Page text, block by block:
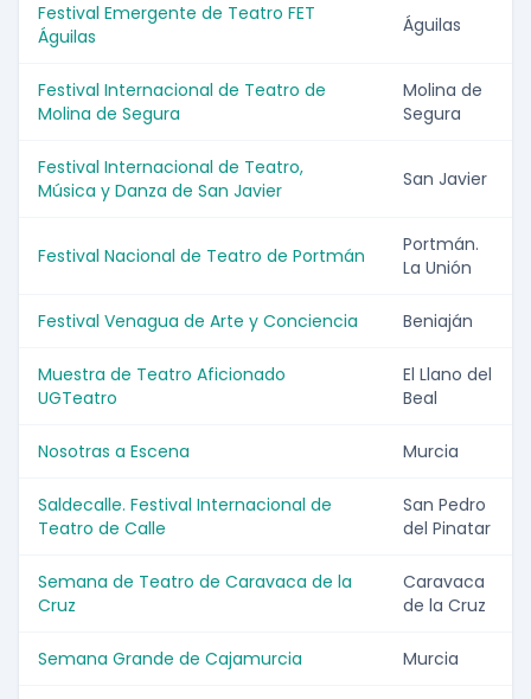
Festival Emergente de Teatro FET
Águilas
Águilas
Festival Internacional de Teatro de
Molina de Segura
Molina de
Segura
Festival Internacional de Teatro,
Música y Danza de San Javier
San Javier
Festival Nacional de Teatro de Portmán
Portmán.
La Unión
Festival Venagua de Arte y Conciencia Beniaján
Muestra de Teatro Aficionado
UGTeatro
El Llano del
Beal
Nosotras a Escena Murcia
Saldecalle. Festival Internacional de
Teatro de Calle
San Pedro
del Pinatar
Semana de Teatro de Caravaca de la
Cruz
Caravaca
de la Cruz
Semana Grande de Cajamurcia Murcia